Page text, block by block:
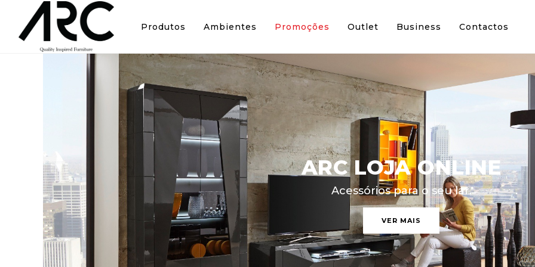
Produtos Ambientes Promoções Outlet Business Contactos
ARC LOJA ONLINE
Acessórios para o seu lar.
VER MAIS